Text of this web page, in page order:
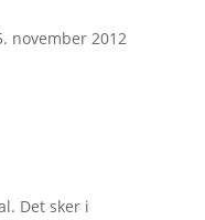
november 2012
Det sker i